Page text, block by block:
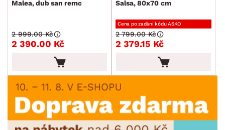
Malea, dub san remo
2 390.00 Kč
2 999.00 Kč
Salsa, 80x70 cm
Cena po zadání kódu ASKO
2 379.15 Kč
2 799.00 Kč